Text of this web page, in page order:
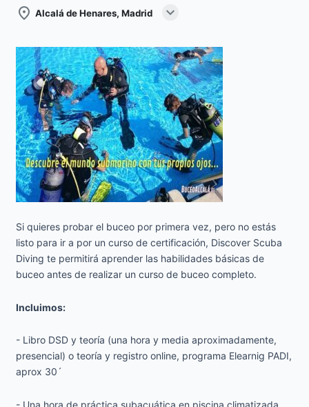
place Alcalá de Henares, Madrid expand_more
Si quieres probar el buceo por primera vez, pero no estás
listo para ir a por un curso de certificación, Discover Scuba
Diving te permitirá aprender las habilidades básicas de
buceo antes de realizar un curso de buceo completo.
Incluimos:
- Libro DSD y teoría (una hora y media aproximadamente,
presencial) o teoría y registro online, programa Elearnig PADI,
aprox 30´
- Una hora de práctica subacuática en piscina climatizada